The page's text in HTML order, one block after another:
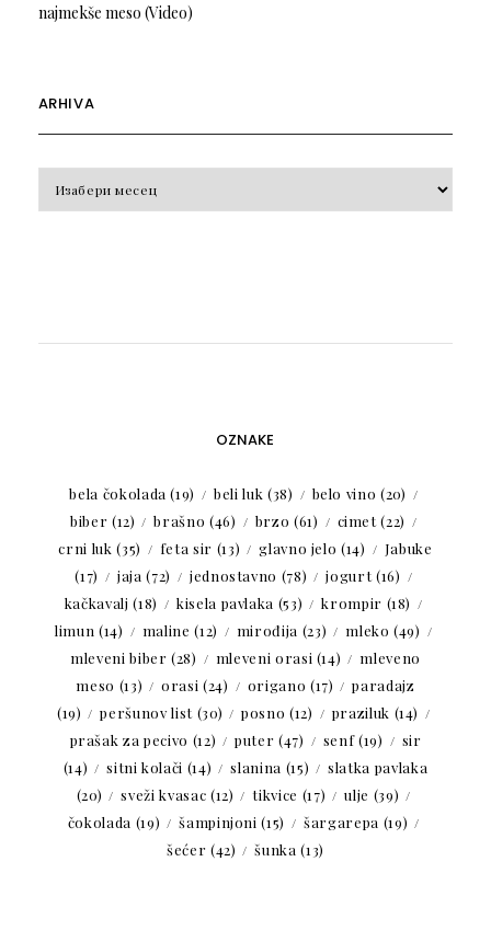
najmekše meso (Video)
ARHIVA
OZNAKE
bela čokolada (19) beli luk (38) belo vino (20)
biber (12) brašno (46) brzo (61) cimet(22)
crni luk (35) feta sir (13) glavno jelo (14)
Jabuke
(17)
jaja (72) jednostavno (78) jogurt(16)
kačkavalj (18) kisela pavlaka (53) krompir (18)
limun (14) maline (12) mirođija (23) mleko (49)
mleveni biber (28) mleveni orasi (14)
mleveno
meso (13) orasi (24) origano (17)
paradajz
(19)
peršunov list(30) posno (12) praziluk (14)
prašak za pecivo (12) puter (47) senf(19)
sir
(14)
sitni kolači (14) slanina (15)
slatka pavlaka
(20)
sveži kvasac (12) tikvice (17) ulje (39)
čokolada (19) šampinjoni (15) šargarepa (19)
šećer (42) šunka (13)